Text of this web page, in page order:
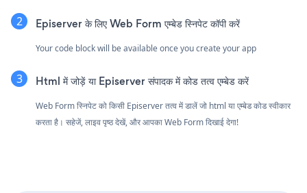
Episerver के लिए Web Form एम्बेड स्निपेट कॉपी करें
Your code block will be available once you create your app
Html में जोड़ें या Episerver संपादक में कोड तत्व एम्बेड करें
Web Form स्निपेट को किसी Episerver तत्व में डालें जो html या एम्बेड कोड स्वीकार
करता है। सहेजें, लाइव पृष्ठ देखें, और आपका Web Form दिखाई देगा!